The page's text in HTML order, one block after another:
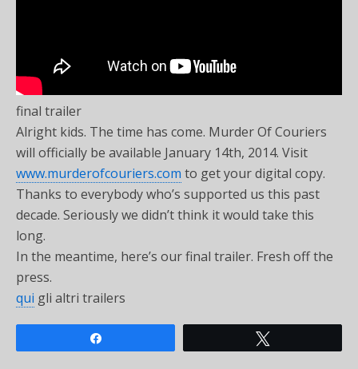
final trailer
Alright kids. The time has come. Murder Of Couriers
will officially be available January 14th, 2014. Visit
www.murderofcouriers.com to get your digital copy.
Thanks to everybody who’s supported us this past
decade. Seriously we didn’t think it would take this
long.
In the meantime, here’s our final trailer. Fresh off the
press.
qui gli altri trailers